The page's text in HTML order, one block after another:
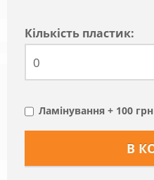
Кiлькiсть пластик:
Ламінування + 100 грн